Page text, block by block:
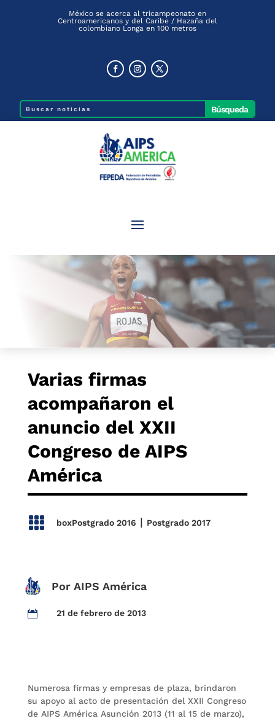
México se acerca al tricampeonato en
Centroamericanos y del Caribe / Hazaña del
colombiano Longa en 100 metros
Varias firmas
acompañaron el
anuncio del XXII
Congreso de AIPS
América
 boxPostgrado 2016 | Postgrado 2017
Por AIPS América
 21 de febrero de 2013
Numerosa firmas y empresas de plaza, brindaron
su apoyo al acto de presentación del XXII Congreso
de AIPS América Asunción 2013 (11 al 15 de marzo),